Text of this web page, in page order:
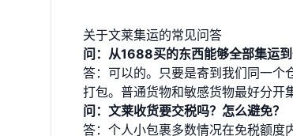
关于文莱集运的常见问答
问：从1688买的东西能够全部集运到
答：可以的。只要是寄到我们同一
打包。普通货物和敏感货物最好分开
问：文莱收货要交税吗？怎么避免？
答：个人小包裹多数情况在免税额度